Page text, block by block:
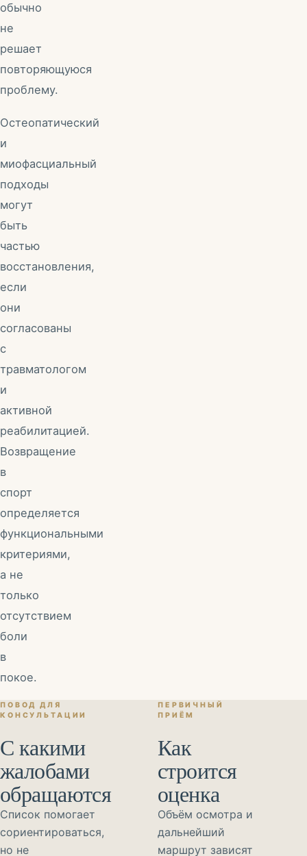
обычно
не
решает
повторяющуюся
проблему.
Остеопатический
и
миофасциальный
подходы
могут
быть
частью
восстановления,
если
они
согласованы
с
травматологом
и
активной
реабилитацией.
Возвращение
в
спорт
определяется
функциональными
критериями,
а не
только
отсутствием
боли
в
покое.
ПОВОД ДЛЯ
КОНСУЛЬТАЦИИ
С какими
жалобами
обращаются
Список помогает
сориентироваться,
но не
ПЕРВИЧНЫЙ
ПРИЁМ
Как
строится
оценка
Объём осмотра и
дальнейший
маршрут зависят